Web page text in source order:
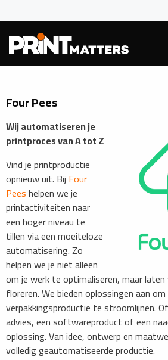
Four Pees
Wij automatiseren je
printproces van A tot Z
Vind je printproductie
opnieuw uit. Bij Four
Peeshelpen we je
printactiviteiten naar
een hoger niveau te
tillen via een moeiteloze
automatisering. Zo
helpen we je niet alleen
om je werk te optimaliseren, maar
floreren. We bieden oplossingen aan
verpakkingsproductie te stroomlijnen.
advies, een softwareproduct of een
oplossing. Van idee, ontwerp en
volledig geautomatiseerde productie.